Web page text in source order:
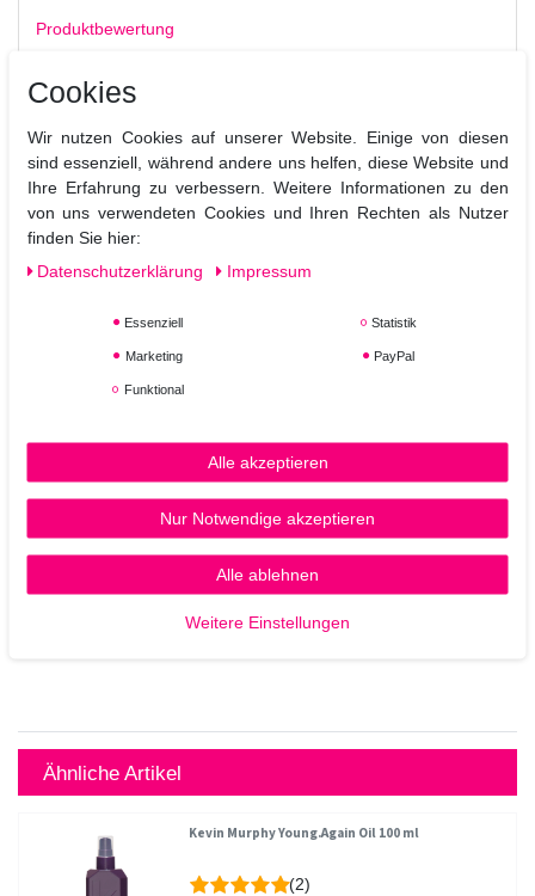
Produktbewertung
sanfter und stärkender Conditioner zugleich, der das
Volumen steigert und die Schuppenchicht schließt. Schützt
ebenso farbbehandeltes Haar und ist frei von Parabenen.
Anwendung:
Nach der Haarwäsche auftragen. Arbeiten Sie von den
Ähnliche Artikel
Kevin Murphy Young.Again Oil 100 ml
(2)
Cookies
Wir nutzen Cookies auf unserer Website. Einige von diesen
sind essenziell, während andere uns helfen, diese Website und
Ihre Erfahrung zu verbessern. Weitere Informationen zu den
von uns verwendeten Cookies und Ihren Rechten als Nutzer
finden Sie hier:
Daten­schutz­erklärung
Impressum
Essenziell Statistik
Marketing PayPal
Funktional
Alle akzeptieren
Nur Notwendige akzeptieren
Alle ablehnen
Weitere Einstellungen